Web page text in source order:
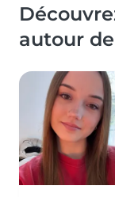
autour